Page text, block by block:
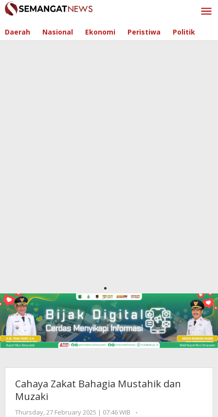
Skip
to
Daerah Nasional Ekonomi Peristiwa Politik
Cahaya Zakat Bahagia Mustahik dan
Muzaki
Thursday, 27 February 2025 | 07:46 WIB
by
-